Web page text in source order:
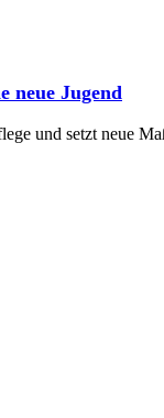
neue Jugend
und setzt neue